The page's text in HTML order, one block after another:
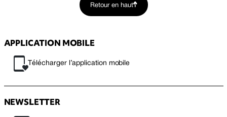
Retour en haut
APPLICATION MOBILE
Télécharger l’application mobile
NEWSLETTER